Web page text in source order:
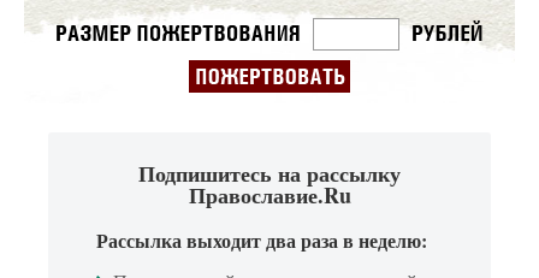
Подпишитесь на рассылку
Православие.Ru
Рассылка выходит два раза в неделю: